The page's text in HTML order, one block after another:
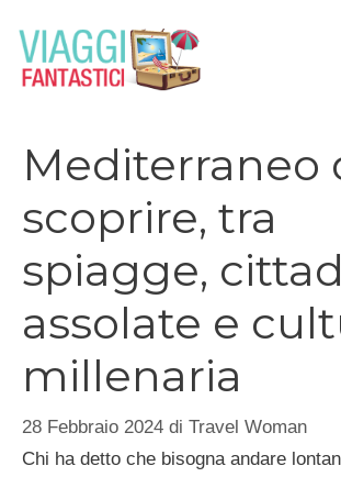
contenuto
Mediterraneo
scoprire, tra
spiagge,
assolate e
millenaria
28 Febbraio 2024 di Travel Woman
Chi ha detto che bisogna andare